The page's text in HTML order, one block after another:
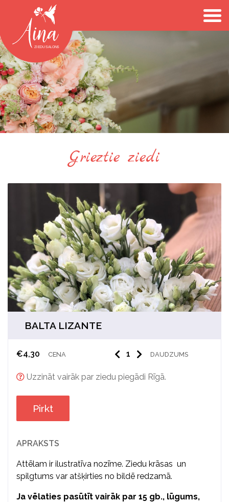
Grieztie ziedi
BALTA LIZANTE
€4,30 CENA DAUDZUMS
Uzzināt vairāk par ziedu piegādi Rīgā.
Pirkt
APRAKSTS
Attēlam ir ilustratīva nozīme. Ziedu krāsas un
spilgtums var atšķirties no bildē redzamā.
Ja vēlaties pasūtīt vairāk par 15 gb., lūgums,